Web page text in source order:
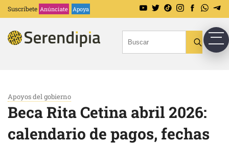
Suscríbete Anúnciate Apoya
Apoyos del gobierno
Beca Rita Cetina abril 2026:
calendario de pagos, fechas